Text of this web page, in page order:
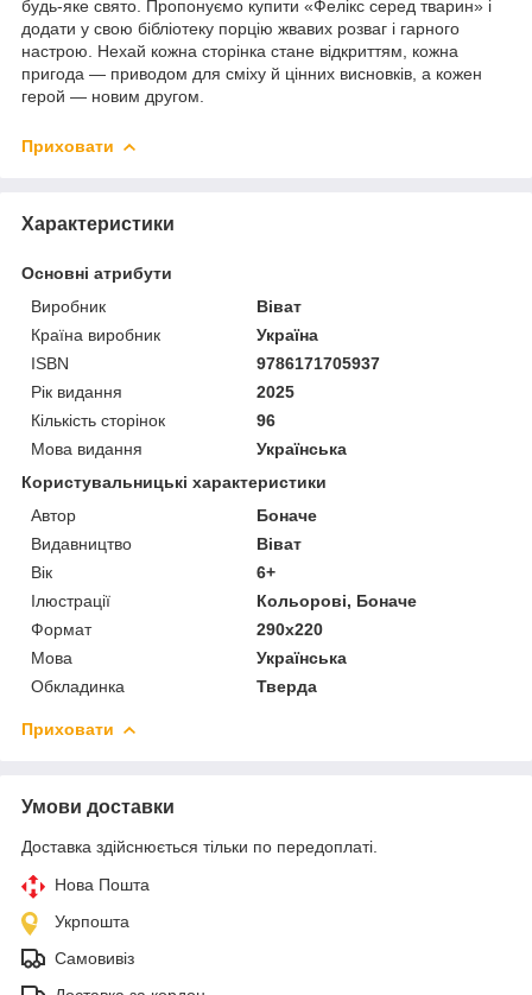
будь-яке свято. Пропонуємо купити «Фелікс серед тварин» і
додати у свою бібліотеку порцію жвавих розваг і гарного
настрою. Нехай кожна сторінка стане відкриттям, кожна
пригода — приводом для сміху й цінних висновків, а кожен
герой — новим другом.
Приховати
Характеристики
Основні атрибути
Виробник
Віват
Країна виробник
Україна
ISBN
9786171705937
Рік видання
2025
Кількість сторінок
96
Мова видання
Українська
Користувальницькі характеристики
Автор
Боначе
Видавництво
Віват
Вік
6+
Ілюстрації
Кольорові, Боначе
Формат
290x220
Мова
Українська
Обкладинка
Тверда
Приховати
Умови доставки
Доставка здійснюється тільки по передоплаті.
Нова Пошта
Укрпошта
Самовивіз